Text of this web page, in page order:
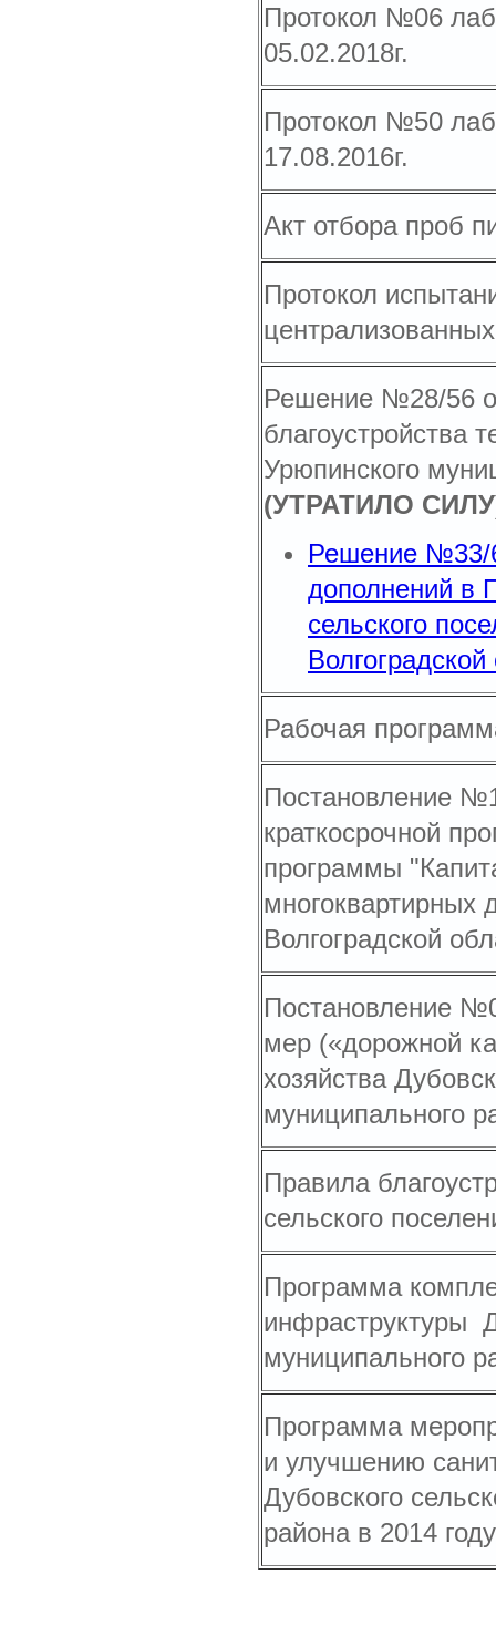
Протокол №06
05.02.2018г.
Протокол №50
17.08.2016г.
Акт отбора проб
Протокол
Решение №28/56
благоустройства
Урюпинского
(УТРАТИЛО
Решение №33/
дополнений в
сельского
Рабочая
Постановление
краткосрочной
программы
многоквартирных
Волгоградской
Постановление
мер («дорожной
хозяйства
муниципального
Правила
сельского
Программа
инфраструктуры
муниципального
Программа
и улучшению
Дубовского
района в 2014 году